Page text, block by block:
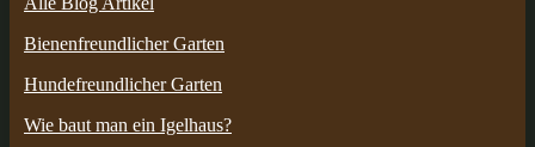
Bienenfreundlicher Garten
Hundefreundlicher Garten
Wie baut man ein Igelhaus?